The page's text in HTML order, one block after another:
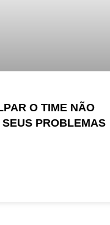
O TIME NÃO
PROBLEMAS